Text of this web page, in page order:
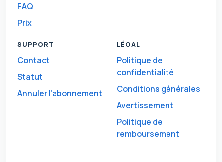
FAQ
Prix
SUPPORT
Contact
Statut
Annuler l'abonnement
LÉGAL
Politique de
confidentialité
Conditions générales
Avertissement
Politique de
remboursement